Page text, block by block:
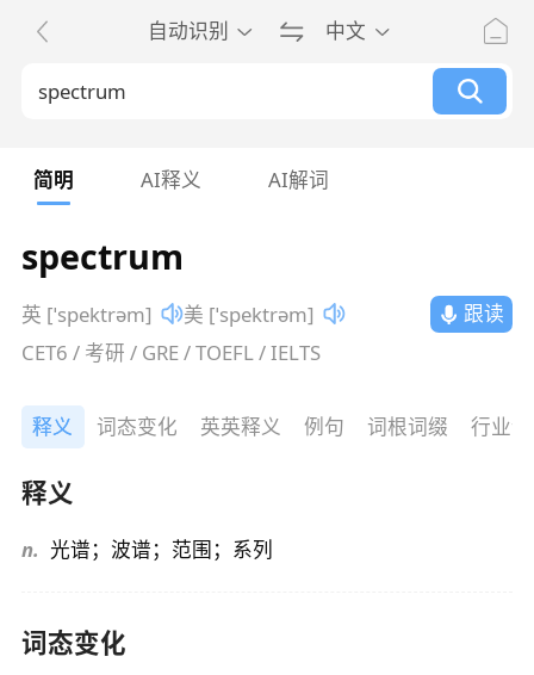
自动识别 中文
简明 AI释义 AI解词
spectrum
英 [ˈspektrəm] 美 [ˈspektrəm]
跟读
CET6 / 考研 / GRE / TOEFL / IELTS
释义 词态变化 英英释义 例句 词根词缀 行业
释义
n. 光谱；波谱；范围；系列
词态变化